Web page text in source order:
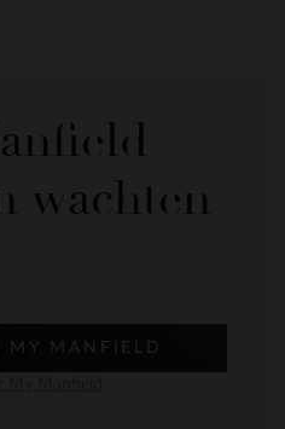
wachten
MY MANFIELD